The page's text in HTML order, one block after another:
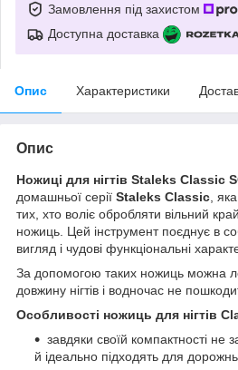
Замовлення під захистом
Доступна доставка
Опис Характеристики
Опис
Ножиці для нігтів Staleks Classic
домашньої серії Staleks Classic ,
тих, хто воліє обробляти вільний
ножиць. Цей інструмент поєднує в
вигляд і чудові функціональні
За допомогою таких ножиць можна
довжину нігтів і водночас не
Особливості ножиць для нігтів
завдяки своїй компактності не
й ідеально підходять для